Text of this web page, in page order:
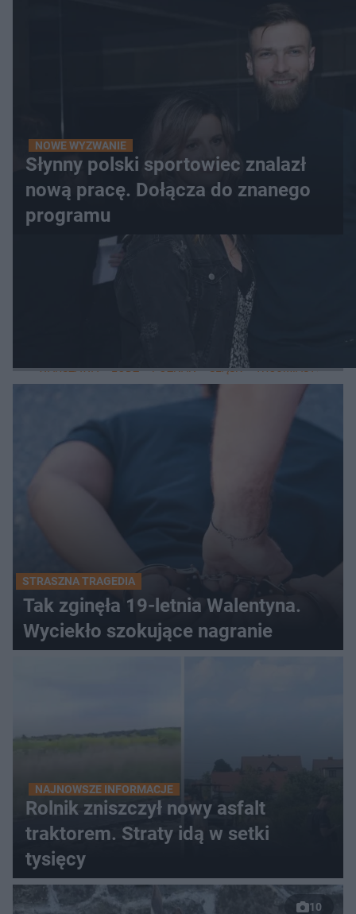
NOWE WYZWANIE
Słynny polski sportowiec znalazł
nową pracę. Dołącza do znanego
programu
WARSZAWA ŁÓDŹ POZNAŃ ŚLĄSK TRÓJMIASTO
STRASZNA TRAGEDIA
Tak zginęła 19-letnia Walentyna.
Wyciekło szokujące nagranie
NAJNOWSZE INFORMACJE
Rolnik zniszczył nowy asfalt
traktorem. Straty idą w setki
tysięcy
10